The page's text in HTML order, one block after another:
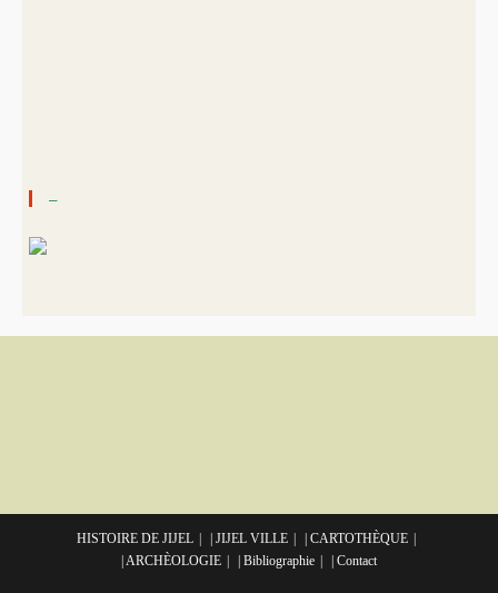
–
HISTOIRE DE JIJEL | JIJEL VILLE
| CARTOTHÈQUE
| ARCHÈOLOGIE
| Bibliographie | Contact